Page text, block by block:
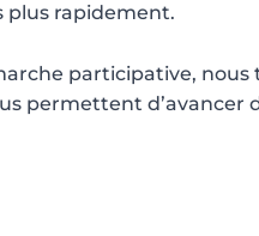
plus rapidement.
participative, nous
permettent d’avancer